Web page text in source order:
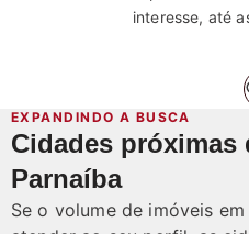
interesse, até
EXPANDINDO A BUSCA
Cidades próximas
Parnaíba
Se o volume de imóveis